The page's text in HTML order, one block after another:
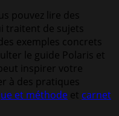
pouvez lire des
traitent de sujets
exemples concrets
le guide Polaris et
inspirer votre
à des pratiques
et méthode et carnet